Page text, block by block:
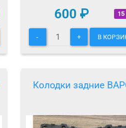
600 ₽
- + В
Колодки задние